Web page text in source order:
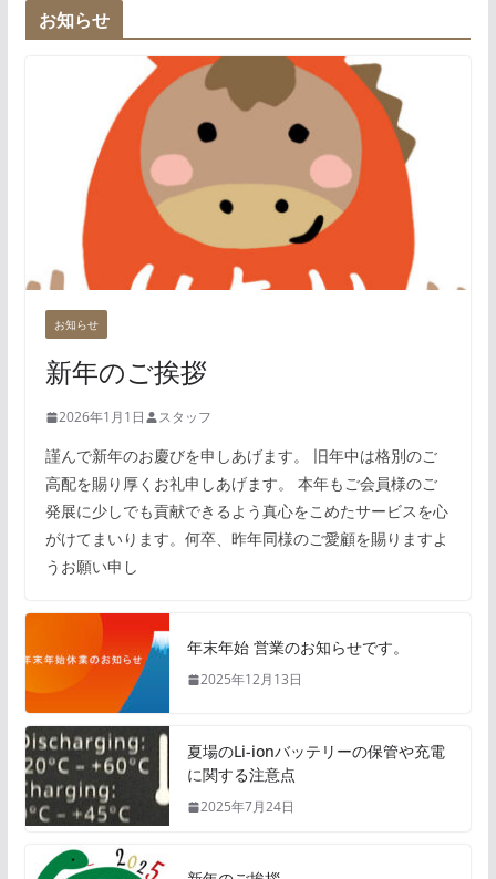
お知らせ
お知らせ
新年のご挨拶
2026年1月1日 スタッフ
謹んで新年のお慶びを申しあげます。 旧年中は格別のご
高配を賜り厚くお礼申しあげます。 本年もご会員様のご
発展に少しでも貢献できるよう真心をこめたサービスを心
がけてまいります。何卒、昨年同様のご愛顧を賜りますよ
うお願い申し
年末年始 営業のお知らせです。
2025年12月13日
夏場のLi-ionバッテリーの保管や充電
に関する注意点
2025年7月24日